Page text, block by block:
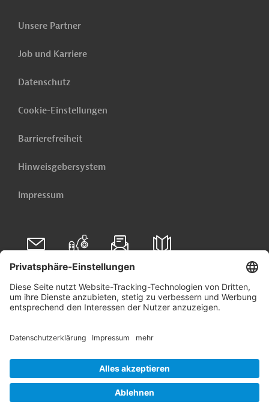
Unsere Partner
Job und Karriere
Datenschutz
Cookie-Einstellungen
Barrierefreiheit
Hinweisgebersystem
Impressum
Folgen Sie uns auf
Linkedin
© 2026 Germany Trade & Invest